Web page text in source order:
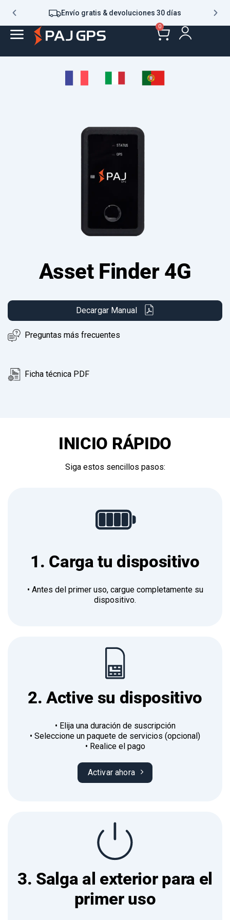
Envío gratis & devoluciones 30 días
0
Asset Finder 4G
Decargar Manual
Preguntas más frecuentes
Ficha técnica PDF
INICIO RÁPIDO
Siga estos sencillos pasos:
1. Carga tu dispositivo
• Antes del primer uso, cargue completamente su
dispositivo.
2. Active su dispositivo
• Elija una duración de suscripción
• Seleccione un paquete de servicios (opcional)
• Realice el pago
Activar ahora
3. Salga al exterior para el
primer uso